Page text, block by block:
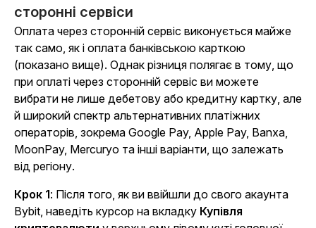
сторонні сервіси
Оплата через сторонній сервіс виконується майже
так само, як і оплата банківською карткою
(показано вище). Однак різниця полягає в тому, що
при оплаті через сторонній сервіс ви можете
вибрати не лише дебетову або кредитну картку, але
й широкий спектр альтернативних платіжних
операторів, зокрема Google Pay, Apple Pay, Banxa,
MoonPay, Mercuryo та інші варіанти, що залежать
від регіону.
Крок 1: Після того, як ви ввійшли до свого акаунта
Bybit, наведіть курсор на вкладку Купівля